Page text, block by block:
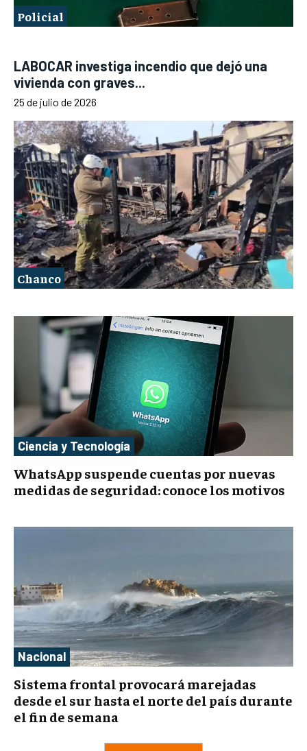
Policial
LABOCAR investiga incendio que dejó una
vivienda con graves...
25 de julio de 2026
Chanco
Ciencia y Tecnología
WhatsApp suspende cuentas por nuevas
medidas de seguridad: conoce los motivos
Nacional
Sistema frontal provocará marejadas
desde el sur hasta el norte del país durante
el fin de semana